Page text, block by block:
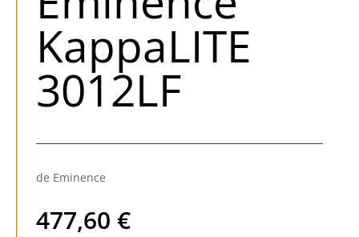
KappaLITE
3012LF
de Eminence
477,60 €